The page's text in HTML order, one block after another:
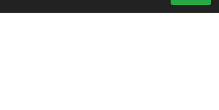
sales@led-portal.ru